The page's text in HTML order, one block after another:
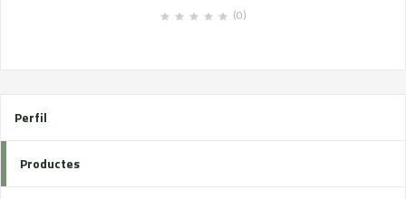
(0)
Perfil
Productes